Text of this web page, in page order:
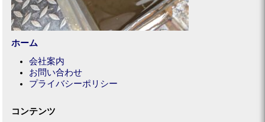
ホーム
会社案内
お問い合わせ
プライバシーポリシー
コンテンツ